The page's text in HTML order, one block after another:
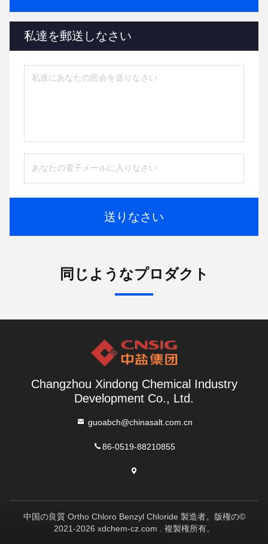
私達を郵送しなさい
送りなさい
同じようなプロダクト
Changzhou Xindong Chemical Industry
Development Co., Ltd.
guoabch@chinasalt.com.cn
86-0519-88210855
中国の良質 Ortho Chloro Benzyl Chloride 製造者。版権の©
2021-2026 xdchem-cz.com . 複製権所有。